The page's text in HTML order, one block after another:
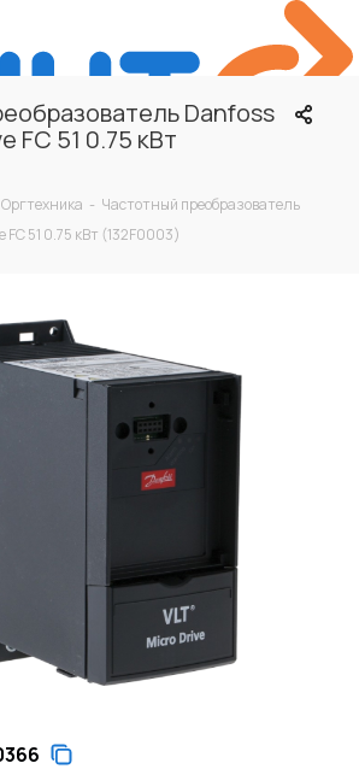
Danfoss
FC 51 0.75 кВт
Оргтехника - Частотный преобразователь
FC 51 0.75 кВт (132F0003)